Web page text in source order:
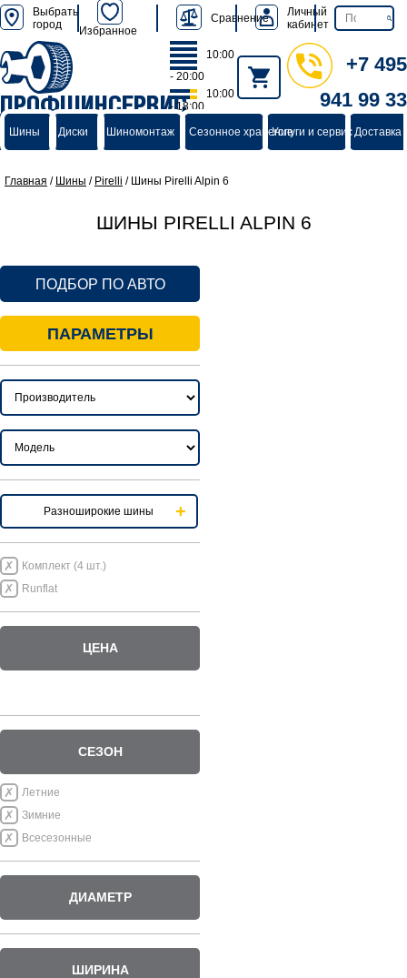
Выбрать
город
Избранное
Сравнение
Личный
кабинет
ПРОФШИНСЕРВИС
группа компаний
10:00
- 20:00
10:00
- 18:00
+7 495
941 99 33
Шины Диски Шиномонтаж Сезонное хранениеУслуги и сервисДоставка
Главная / Шины / Pirelli / Шины Pirelli Alpin 6
ШИНЫ PIRELLI ALPIN 6
ПОДБОР ПО АВТО
ПАРАМЕТРЫ
Разноширокие шины
Комплект (4 шт.)
Runflat
ЦЕНА
СЕЗОН
Летние
Зимние
Всесезонные
ДИАМЕТР
ШИРИНА